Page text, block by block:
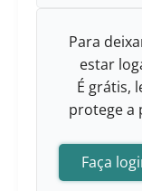
Para
estar
É grátis,
protege a
Faça